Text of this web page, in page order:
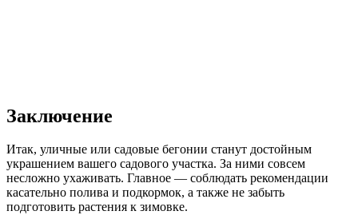
Заключение
Итак, уличные или садовые бегонии станут достойным
украшением вашего садового участка. За ними совсем
несложно ухаживать. Главное — соблюдать рекомендации
касательно полива и подкормок, а также не забыть
подготовить растения к зимовке.